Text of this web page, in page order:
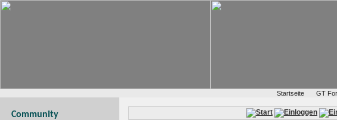
Startseite GT
Community